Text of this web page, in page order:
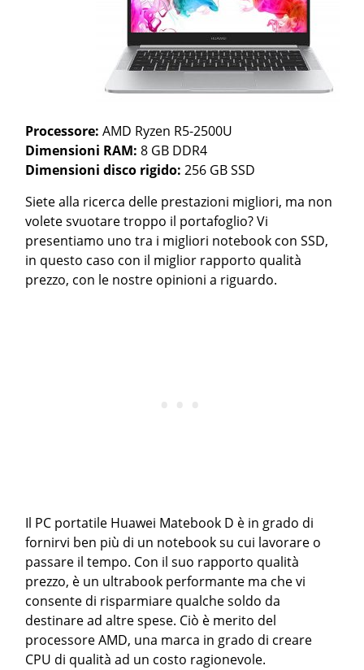
Processore:AMD Ryzen R5-2500U
Dimensioni RAM:8 GB DDR4
Dimensioni disco rigido:256 GB SSD
Siete alla ricerca delle prestazioni migliori, ma non
volete svuotare troppo il portafoglio? Vi
presentiamo uno tra i migliori notebook con SSD,
in questo caso con il miglior rapporto qualità
prezzo, con le nostre opinioni a riguardo.
Il PC portatile Huawei Matebook D è in grado di
fornirvi ben più di un notebook su cui lavorare o
passare il tempo. Con il suo rapporto qualità
prezzo, è un ultrabook performante ma che vi
consente di risparmiare qualche soldo da
destinare ad altre spese. Ciò è merito del
processore AMD, una marca in grado di creare
CPU di qualità ad un costo ragionevole.